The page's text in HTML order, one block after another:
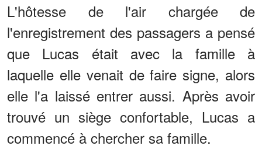
L'hôtesse de l'air chargée de
l'enregistrement des passagers a pensé
que Lucas était avec la famille à
laquelle elle venait de faire signe, alors
elle l'a laissé entrer aussi. Après avoir
trouvé un siège confortable, Lucas a
commencé à chercher sa famille.